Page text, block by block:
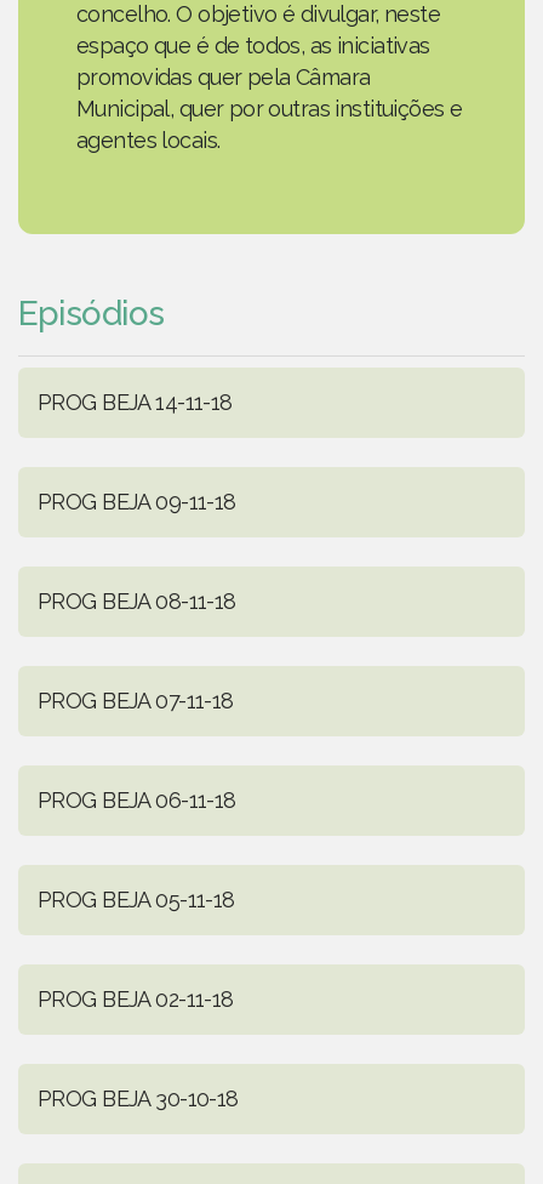
concelho. O objetivo é divulgar, neste
espaço que é de todos, as iniciativas
promovidas quer pela Câmara
Municipal, quer por outras instituições e
agentes locais.
Episódios
PROG BEJA 14-11-18
PROG BEJA 09-11-18
PROG BEJA 08-11-18
PROG BEJA 07-11-18
PROG BEJA 06-11-18
PROG BEJA 05-11-18
PROG BEJA 02-11-18
PROG BEJA 30-10-18